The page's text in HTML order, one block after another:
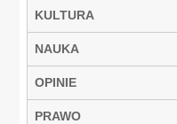
KULTURA
NAUKA
OPINIE
PRAWO